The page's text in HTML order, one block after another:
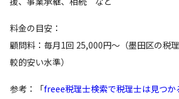
料金の目安：
顧問料：毎月1回 25,000円～（墨田区の税
較的安い水準）
参考：「freee税理士検索で税理士は見つ